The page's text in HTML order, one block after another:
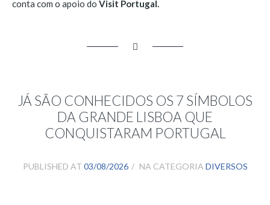
conta com o apoio do Visit Portugal.
JÁ SÃO CONHECIDOS OS 7 SÍMBOLOS
DA GRANDE LISBOA QUE
CONQUISTARAM PORTUGAL
PUBLISHED AT 03/08/2026 NA CATEGORIA DIVERSOS